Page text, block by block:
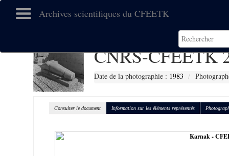
Archives scientifiques du CFEETK
CNRS-CFEETK
Date de la photographie : 1983
Consulter le document Information sur les éléments représentés